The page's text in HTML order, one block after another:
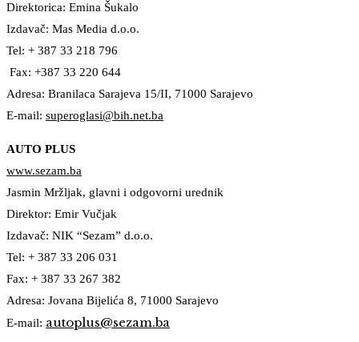
Direktorica: Emina Šukalo
Izdavač: Mas Media d.o.o.
Tel: + 387 33 218 796
Fax: +387 33 220 644
Adresa: Branilaca Sarajeva 15/II, 71000 Sarajevo
E-mail: superoglasi@bih.net.ba
AUTO PLUS
www.sezam.ba
Jasmin Mržljak, glavni i odgovorni urednik
Direktor: Emir Vučjak
Izdavač: NIK “Sezam” d.o.o.
Tel: + 387 33 206 031
Fax: + 387 33 267 382
Adresa: Jovana Bijelića 8, 71000 Sarajevo
E-mail: autoplus@sezam.ba